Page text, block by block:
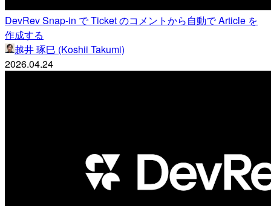
DevRev Snap-in で Ticket のコメントから自動で Article を
作成する
越井 琢巳 (Koshii Takumi)
2026.04.24